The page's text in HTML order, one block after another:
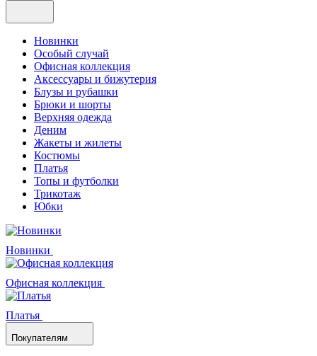
Новинки
Особый случай
Офисная коллекция
Аксессуары и бижутерия
Блузы и рубашки
Брюки и шорты
Верхняя одежда
Деним
Жакеты и жилеты
Костюмы
Платья
Топы и футболки
Трикотаж
Юбки
Новинки
Офисная коллекция
Платья
Покупателям